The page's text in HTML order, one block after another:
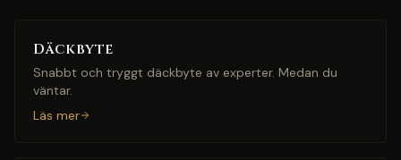
Däckbyte
Snabbt och tryggt däckbyte av experter. Medan du
väntar.
Läs mer